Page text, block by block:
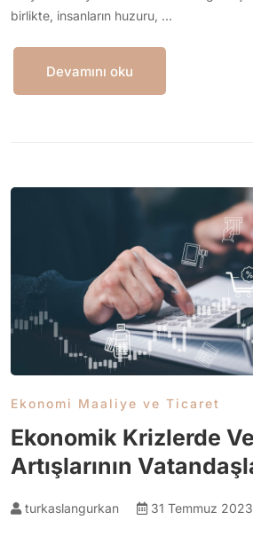
birlikte, insanların huzuru, …
Devamını oku
Ekonomi Maaliye ve Ticaret
Ekonomik Krizlerde
Artışlarının
turkaslangurkan 31 Temmuz 2023